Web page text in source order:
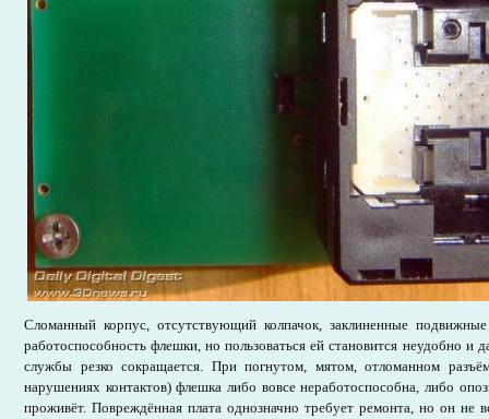
Сломанный корпус, отсутствующий колпачок, заклиненные
работоспособность флешки, но пользоваться ей становится неудобно и
службы резко сокращается. При погнутом, мятом, отломанном
нарушениях контактов) флешка либо вовсе неработоспособна, либо
проживёт. Повреждённая плата однозначно требует ремонта, но он не